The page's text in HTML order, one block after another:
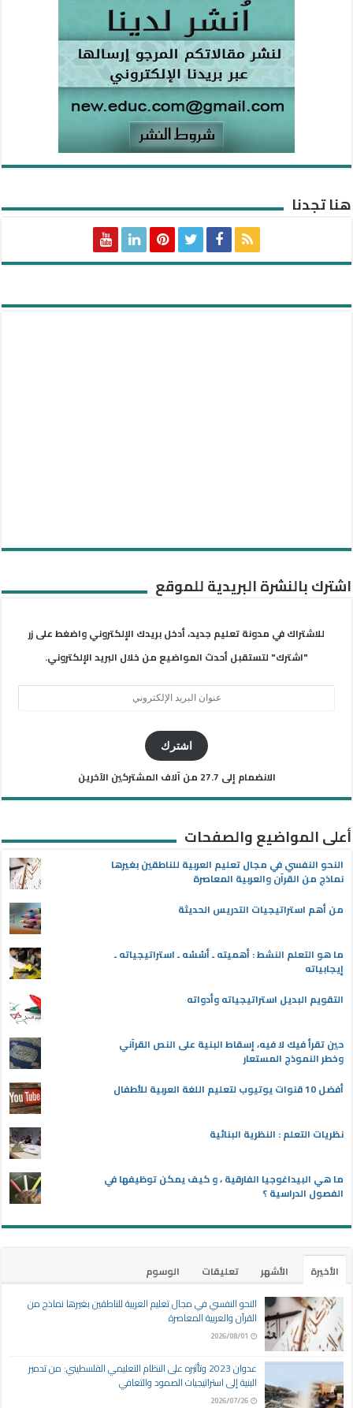
هنا تجدنا
اشترك بالنشرة البريدية للموقع
للاشتراك في مدونة تعليم جديد، أدخل بريدك الإلكتروني واضغط على زر
"اشترك" لتستقبل أحدث المواضيع من خلال البريد الإلكتروني.
اشترك
الانضمام إلى 27.7 من آلاف المشتركين الآخرين
أعلى المواضيع والصفحات
النحو النفسي في مجال تعليم العربية للناطقين بغيرها
نماذج من القرآن والعربية المعاصرة
من أهم استراتيجيات التدريس الحديثة
ما هو التعلم النشط : أهميته ـ أسُسُه ـ استراتيجياته ـ
إيجابياته
التقويم البديل استراتيجياته وأدواته
حين تقرأ فيك لا فيه، إسقاط البنية على النص القرآني
وخطر النموذج المستعار
أفضل 10 قنوات يوتيوب لتعليم اللغة العربية للأطفال
نظريات التعلم : النظرية البنائية
ما هي البيداغوجيا الفارقية ، و كيف يمكن توظيفها في
الفصول الدراسية ؟
الأخيرة الأشهر تعليقات
الوسوم
النحو النفسي في مجال تعليم العربية للناطقين بغيرها نماذج من
القرآن والعربية المعاصرة
2026/08/01
عدوان 2023 وتأثيره على النظام التعليمي الفلسطيني: من تدمير
البنية إلى استراتيجيات الصمود والتعافي
2026/07/26